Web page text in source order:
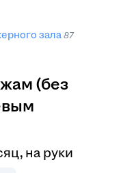
зала 87
(без
на руки